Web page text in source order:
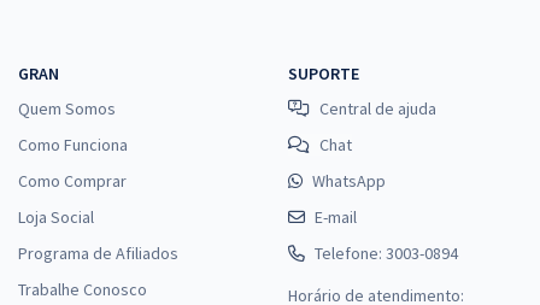
GRAN
Quem Somos
Como Funciona
Como Comprar
Loja Social
Programa de Afiliados
Trabalhe Conosco
SUPORTE
Central de ajuda
Chat
WhatsApp
E-mail
Telefone: 3003-0894
Horário de atendimento: